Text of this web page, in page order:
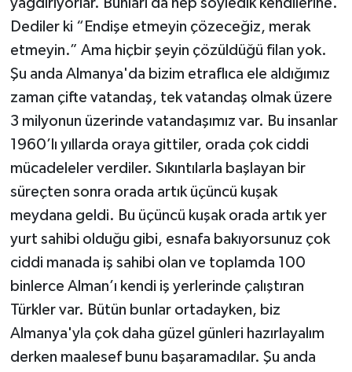
yağdırıyorlar. Bunları da hep söyledik kendilerine.
Dediler ki “Endişe etmeyin çözeceğiz, merak
etmeyin.” Ama hiçbir şeyin çözüldüğü filan yok.
Şu anda Almanya'da bizim etraflıca ele aldığımız
zaman çifte vatandaş, tek vatandaş olmak üzere
3 milyonun üzerinde vatandaşımız var. Bu insanlar
1960’lı yıllarda oraya gittiler, orada çok ciddi
mücadeleler verdiler. Sıkıntılarla başlayan bir
süreçten sonra orada artık üçüncü kuşak
meydana geldi. Bu üçüncü kuşak orada artık yer
yurt sahibi olduğu gibi, esnafa bakıyorsunuz çok
ciddi manada iş sahibi olan ve toplamda 100
binlerce Alman’ı kendi iş yerlerinde çalıştıran
Türkler var. Bütün bunlar ortadayken, biz
Almanya'yla çok daha güzel günleri hazırlayalım
derken maalesef bunu başaramadılar. Şu anda